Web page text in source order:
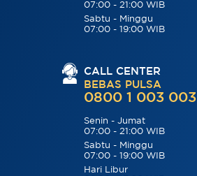
07:00 - 21:00 WIB
Sabtu - Minggu
07:00 - 19:00 WIB
CALL CENTER
BEBAS PULSA
0800 1 003 003
Senin - Jumat
07:00 - 21:00 WIB
Sabtu - Minggu
07:00 - 19:00 WIB
Hari Libur